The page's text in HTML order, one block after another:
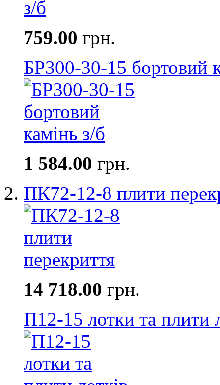
759.00 грн.
БР300-30-15 бортовий
1 584.00 грн.
ПК72-12-8 плити
14 718.00 грн.
П12-15 лотки та плити